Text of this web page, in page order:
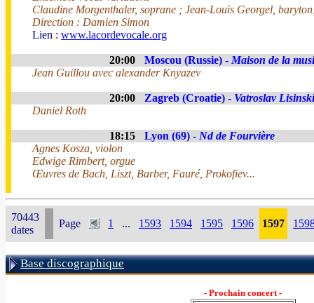
Claudine Morgenthaler, soprane ; Jean-Louis Georgel,
Direction : Damien Simon
Lien : www.lacordevocale.org
20:00 Moscou (Russie) - Maison de la
Jean Guillou avec alexander Knyazev
20:00 Zagreb (Croatie) - Vatroslav
Daniel Roth
18:15 Lyon (69) - Nd de Fourvière
Agnes Kosza, violon
Edwige Rimbert, orgue
Œuvres de Bach, Liszt, Barber, Fauré, Prokofiev...
70443
dates
Page 1 ... 1593 1594 1595 1596 1597
Base discographique
- Prochain concert -